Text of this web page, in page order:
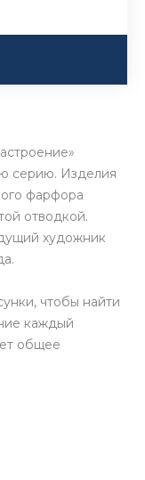
серию. Изделия
фарфора
отводкой.
художник
чтобы найти
каждый
общее